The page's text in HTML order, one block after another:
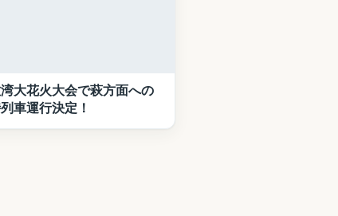
大花火大会で萩方面への
車運行決定！